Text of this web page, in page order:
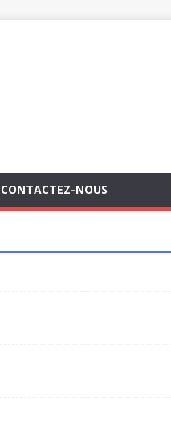
CONTACTEZ-NOUS